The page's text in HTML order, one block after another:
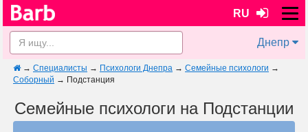
RU
Днепр
→ Специалисты → Психологи Днепра → Семейные психологи →
Соборный → Подстанция
Семейные психологи на Подстанции